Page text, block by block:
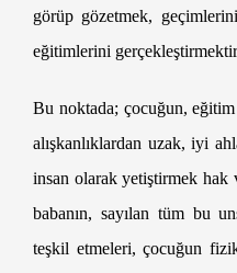
görüp gözetmek,
eğitimlerini
Bu noktada; çocuğun,
alışkanlıklardan uzak, iyi
insan olarak yetiştirmek
babanın, sayılan tüm bu
teşkil etmeleri, çocuğun